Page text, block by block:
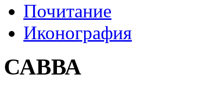
Почитание
Иконография
САВВА